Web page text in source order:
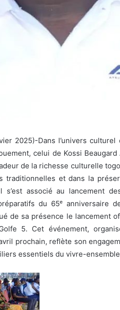
e
2025)-Dans l’univers
celui de Kossi Beaugard
de la richesse culturelle
et dans la
s’est associé au lancement
du 65ᵉ anniversaire
de sa présence le lancement
5. Cet événement,
prochain, reflète son
essentiels du vivre-